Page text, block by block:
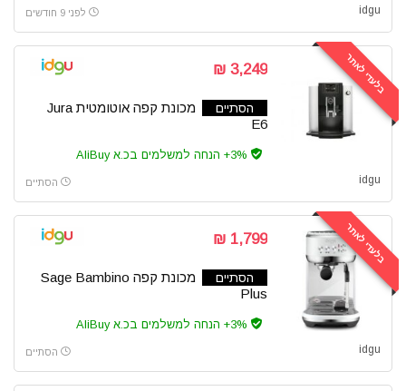
idgu לפני 9 חודשים
בלעדי לאתר 3,249 ₪
הסתיים
מכונת קפה אוטומטית Jura
E6
idgu הסתיים
בלעדי לאתר 1,799 ₪
הסתיים
מכונת קפה Sage Bambino
Plus
idgu הסתיים